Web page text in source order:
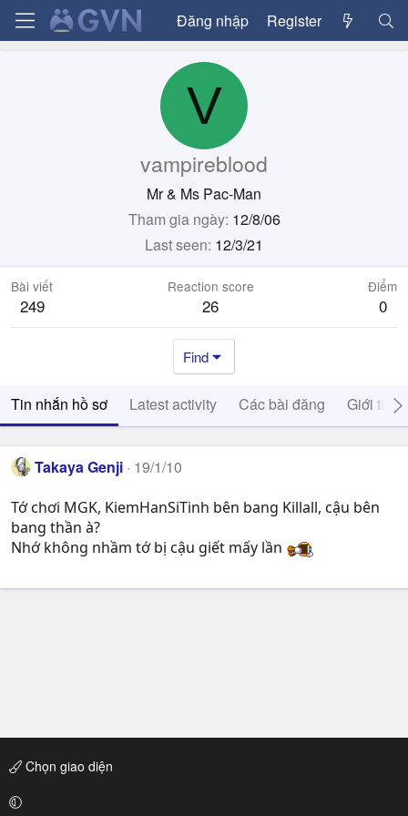
Đăng nhập Register
V
vampireblood
Mr & Ms Pac-Man
Tham gia ngày 12/8/06
Last seen 12/3/21
Bài viết
249
Reaction score
26
Điểm
0
Find
Tin nhắn hồ sơ Latest activity Các bài đăng Giới thiệu
Takaya Genji 19/1/10
Tớ chơi MGK, KiemHanSiTinh bên bang Killall, cậu bên
bang thần à?
Nhớ không nhầm tớ bị cậu giết mấy lần
Chọn giao diện